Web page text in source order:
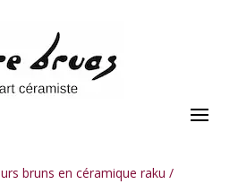
bruns en céramique raku /